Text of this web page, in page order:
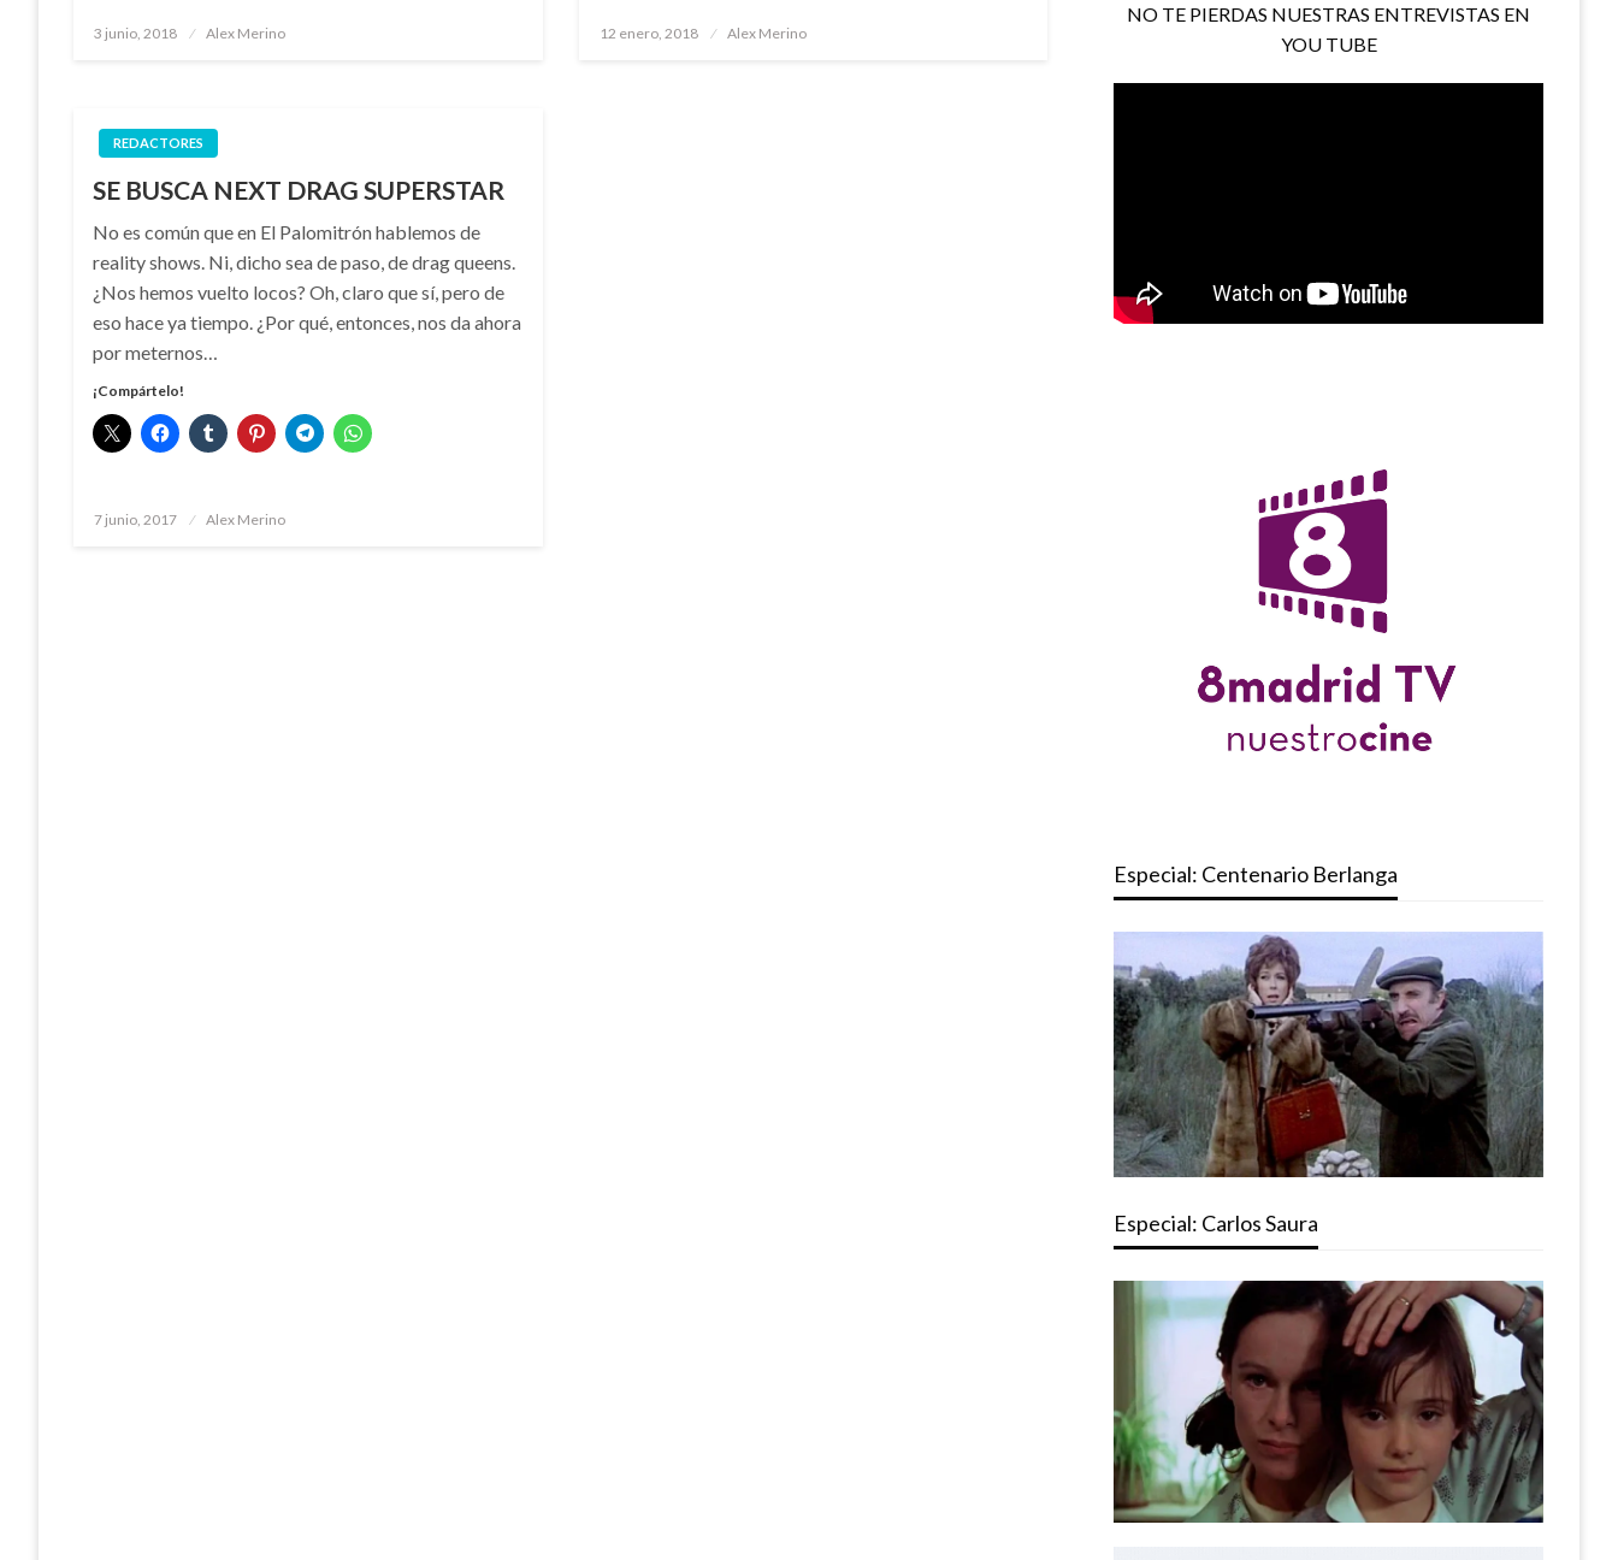
Publicado
3 junio, 2018 Alex Merino
Publicado
12 enero, 2018 Alex Merino
REDACTORES
SE BUSCA NEXT DRAG SUPERSTAR
No es común que en El Palomitrón hablemos de
reality shows. Ni, dicho sea de paso, de drag queens.
¿Nos hemos vuelto locos? Oh, claro que sí, pero de
eso hace ya tiempo. ¿Por qué, entonces, nos da ahora
por meternos…
¡Compártelo!
Publicado
7 junio, 2017 Alex Merino
NO TE PIERDAS NUESTRAS ENTREVISTAS EN
YOU TUBE
Especial: Centenario Berlanga
Especial: Carlos Saura